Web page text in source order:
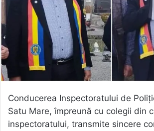
Conducerea Inspectoratului de
Satu Mare, împreună cu colegii din
inspectoratului, transmite sincere